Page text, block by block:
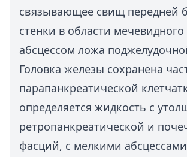
связывающее свищ передней
стенки в области мечевидного
абсцессом ложа
Головка железы сохранена
парапанкреатической
определяется жидкость с
ретропанкреатической и
фасций, с мелкими абсцессами